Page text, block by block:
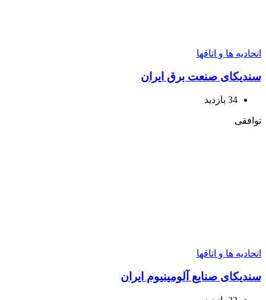
ها و اتاقها
صنعت برق ایران
34 بازدید
ها و اتاقها
صنایع آلومینیوم ایران